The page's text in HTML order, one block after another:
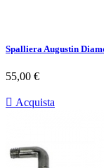
Spalliera Augustin
Prezzo
55,00 €
 Acquista